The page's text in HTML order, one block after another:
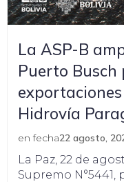
La ASP-B
Puerto
Hidrovía
en fecha22 agosto,
La Paz, 22 de
Supremo N°5441,